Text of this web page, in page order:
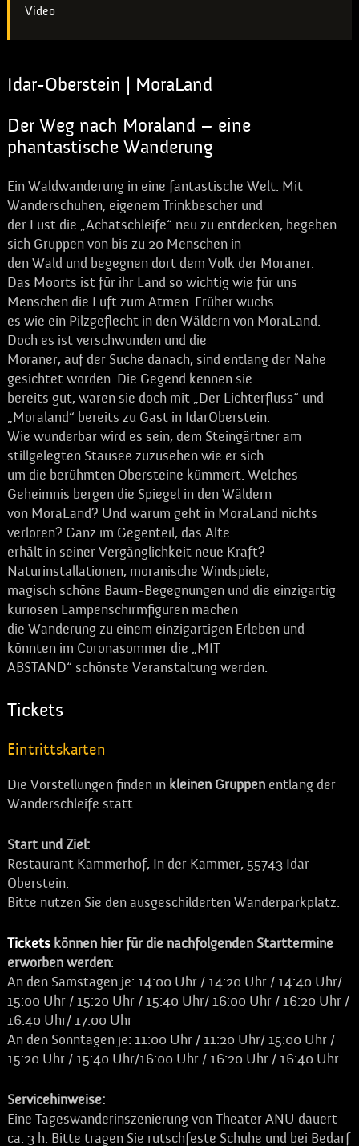
Video
Idar-Oberstein | MoraLand
Der Weg nach Moraland – eine
phantastische Wanderung
Ein Waldwanderung in eine fantastische Welt: Mit
Wanderschuhen, eigenem Trinkbescher und
der Lust die „Achatschleife“ neu zu entdecken, begeben
sich Gruppen von bis zu 20 Menschen in
den Wald und begegnen dort dem Volk der Moraner.
Das Moorts ist für ihr Land so wichtig wie für uns
Menschen die Luft zum Atmen. Früher wuchs
es wie ein Pilzgeflecht in den Wäldern von MoraLand.
Doch es ist verschwunden und die
Moraner, auf der Suche danach, sind entlang der Nahe
gesichtet worden. Die Gegend kennen sie
bereits gut, waren sie doch mit „Der Lichterfluss“ und
„Moraland“ bereits zu Gast in IdarOberstein.
Wie wunderbar wird es sein, dem Steingärtner am
stillgelegten Stausee zuzusehen wie er sich
um die berühmten Obersteine kümmert. Welches
Geheimnis bergen die Spiegel in den Wäldern
von MoraLand? Und warum geht in MoraLand nichts
verloren? Ganz im Gegenteil, das Alte
erhält in seiner Vergänglichkeit neue Kraft?
Naturinstallationen, moranische Windspiele,
magisch schöne Baum-Begegnungen und die einzigartig
kuriosen Lampenschirmfiguren machen
die Wanderung zu einem einzigartigen Erleben und
könnten im Coronasommer die „MIT
ABSTAND“ schönste Veranstaltung werden.
Tickets
Eintrittskarten
Die Vorstellungen finden in kleinen Gruppenentlang der
Wanderschleife statt.
Start und Ziel:
Restaurant Kammerhof, In der Kammer, 55743 Idar-
Oberstein.
Bitte nutzen Sie den ausgeschilderten Wanderparkplatz.
Tickets können hier für die nachfolgenden Starttermine
erworben werden:
An den Samstagen je: 14:00 Uhr / 14:20 Uhr / 14:40 Uhr/
15:00 Uhr / 15:20 Uhr / 15:40 Uhr/ 16:00 Uhr / 16:20 Uhr /
16:40 Uhr/ 17:00 Uhr
An den Sonntagen je: 11:00 Uhr / 11:20 Uhr/ 15:00 Uhr /
15:20 Uhr / 15:40 Uhr/16:00 Uhr / 16:20 Uhr / 16:40 Uhr
Servicehinweise:
Eine Tageswanderinszenierung von Theater ANU dauert
ca. 3 h. Bitte tragen Sie rutschfeste Schuhe und bei Bedarf